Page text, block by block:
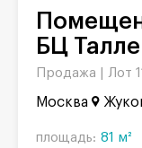
Помещение Жуков проезд в
БЦ
Продажа | Лот
Москва
площадь: 81 м²